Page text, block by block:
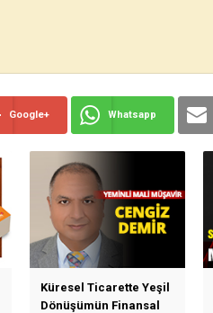
Google+ Whatsapp
Küresel Ticarette Yeşil
Dönüşümün Finansal